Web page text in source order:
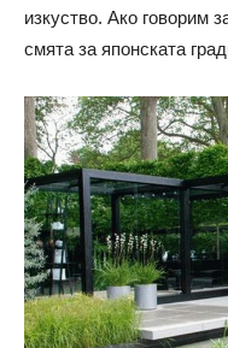
изкуство. Ако говорим
смята за японската